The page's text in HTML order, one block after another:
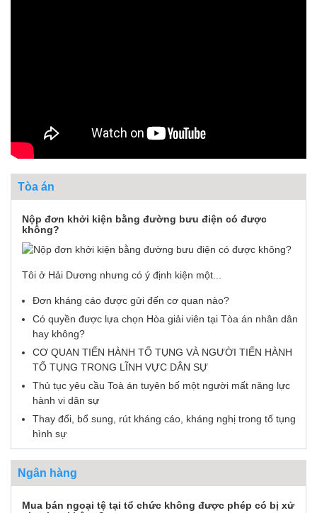
Tòa án
Nộp đơn khởi kiện bằng đường bưu điện có được
không?
Tôi ở Hải Dương nhưng có ý định kiện một...
Đơn kháng cáo được gửi đến cơ quan nào?
Có quyền được lựa chọn Hòa giải viên tại Tòa án nhân dân
hay không?
CƠ QUAN TIẾN HÀNH TỐ TỤNG VÀ NGƯỜI TIẾN HÀNH
TỐ TỤNG TRONG LĨNH VỰC DÂN SỰ
Thủ tục yêu cầu Toà án tuyên bố một người mất năng lực
hành vi dân sự
Thay đổi, bổ sung, rút kháng cáo, kháng nghị trong tố tụng
hình sự
Ngân hàng
Mua bán ngoại tệ tại tổ chức không được phép có bị xử